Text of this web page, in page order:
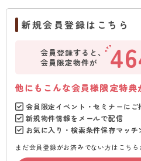
新規会員登録はこちら
会員登録すると、
会員限定物件が
他にもこんな会員様限定特典
会員限定イベント・セミナーにご
新規物件情報をメールで配信
お気に入り・検索条件保存マッチ
まだ会員登録がお済みでない方はこちら